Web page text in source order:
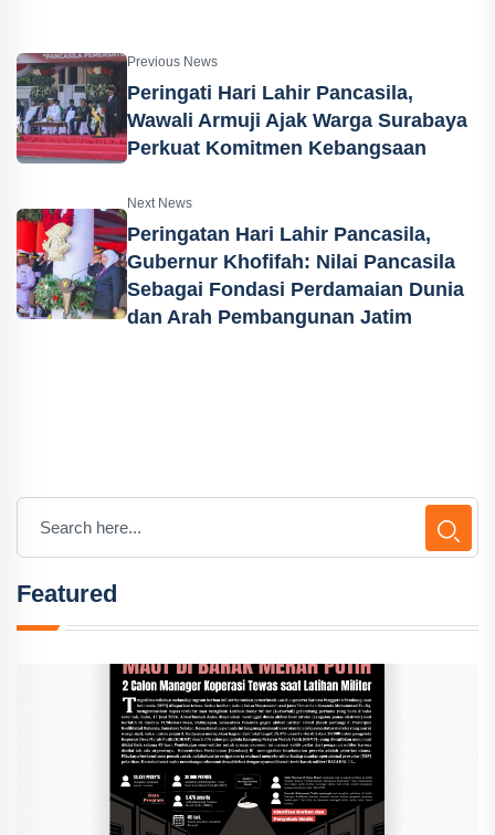
Previous News
Peringati Hari Lahir Pancasila,
Wawali Armuji Ajak Warga Surabaya
Perkuat Komitmen Kebangsaan
Next News
Peringatan Hari Lahir Pancasila,
Gubernur Khofifah: Nilai Pancasila
Sebagai Fondasi Perdamaian Dunia
dan Arah Pembangunan Jatim
Featured